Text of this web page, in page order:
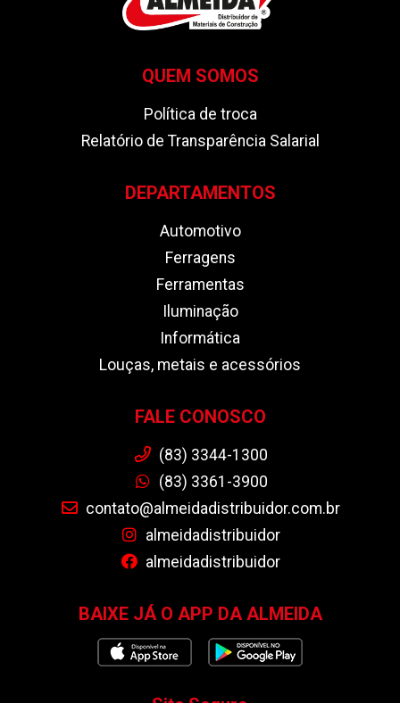
QUEM SOMOS
Política de troca
Relatório de Transparência Salarial
DEPARTAMENTOS
Automotivo
Ferragens
Ferramentas
Iluminação
Informática
Louças, metais e acessórios
FALE CONOSCO
(83) 3344-1300
(83) 3361-3900
contato@almeidadistribuidor.com.br
almeidadistribuidor
almeidadistribuidor
BAIXE JÁ O APP DA ALMEIDA